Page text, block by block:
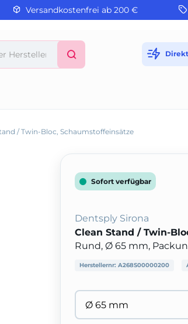
Versandkostenfrei ab 200 €
/ Twin-Bloc, Schaumstoffeinsätze
Sofort verfügbar
Dentsply Sirona
Clean Stand / Twin-
Rund, Ø 65 mm,
Herstellernr: A268S00000200